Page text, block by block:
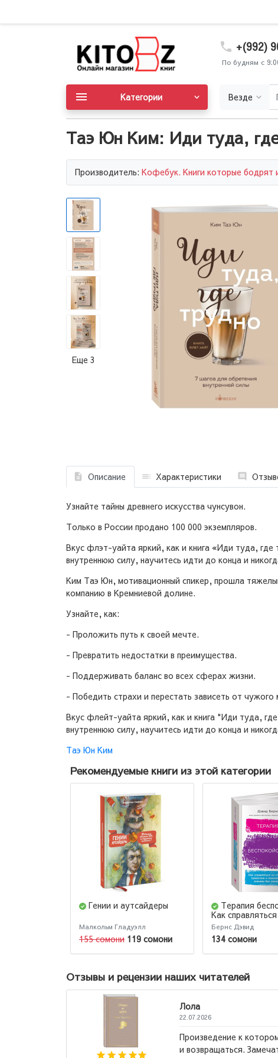
+(992)
По будням с
Везде
Категории
Таэ Юн Ким: Иди туда, где
Производитель: Кофебук. Книги которые бодрят
Еще 3
Описание Характеристики
Узнайте тайны древнего искусства чунсувон.
Только в России продано 100 000 экземпляров.
Вкус флэт-уайта яркий, как и книга «Иди туда,
внутреннюю силу, научитесь идти до конца и
Ким Таэ Юн, мотивационный спикер, прошла
компанию в Кремниевой долине.
Узнайте, как:
- Проложить путь к своей мечте.
- Превратить недостатки в преимущества.
- Поддерживать баланс во всех сферах жизни.
- Победить страхи и перестать зависеть от чужого
Вкус флейт-уайта яркий, как и книга "Иди туда,
внутреннюю силу, научитесь идти до конца и
Таэ Юн Ким
Рекомендуемые книги из этой категории
Гении и аутсайдеры
Малкольм Гладуэлл
155 сомони 119 сомони
Терапия
Как
страхами,
паническими
лекарств
Бернс Дэвид
134 сомони
Отзывы и рецензии наших читателей
трон,, а после ,,Клинок